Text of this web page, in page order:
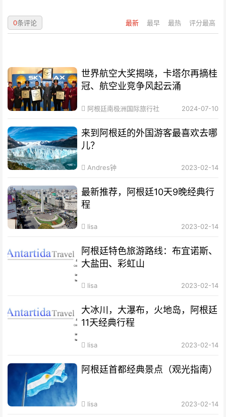
最新 最早 最热 评分最高
0条评论
世界航空大奖揭晓，卡塔尔再摘桂
冠、航空业竞争风起云涌
阿根廷南极洲国际旅行社 2024-07-10
来到阿根廷的外国游客最喜欢去哪
儿？
Andres钟 2023-02-14
最新推荐，阿根廷10天9晚经典行
程
lisa 2023-02-14
阿根廷特色旅游路线：布宜诺斯、
大盐田、彩虹山
lisa 2023-02-14
大冰川，大瀑布，火地岛，阿根廷
11天经典行程
lisa 2023-02-14
阿根廷首都经典景点（观光指南）
lisa 2023-02-14